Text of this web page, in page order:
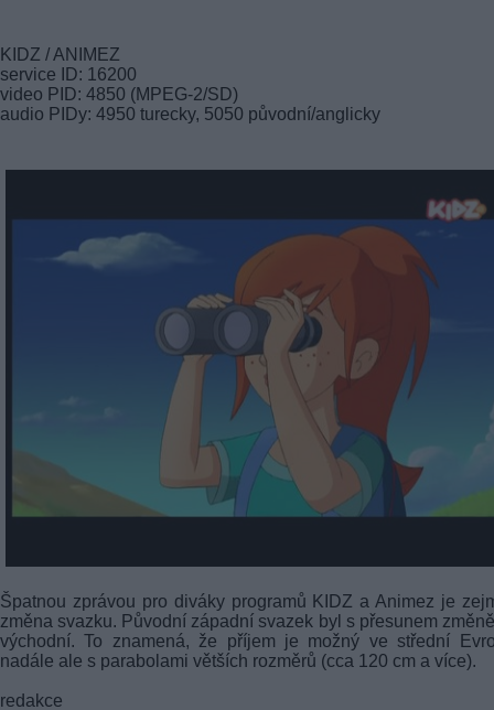
KIDZ / ANIMEZ
service ID: 16200
video PID: 4850 (MPEG-2/SD)
audio PIDy: 4950 turecky, 5050 původní/anglicky
Špatnou zprávou pro diváky programů KIDZ a Animez je
změna svazku. Původní západní svazek byl s přesunem
východní. To znamená, že příjem je možný ve střední
nadále ale s parabolami větších rozměrů (cca 120 cm a více).
redakce